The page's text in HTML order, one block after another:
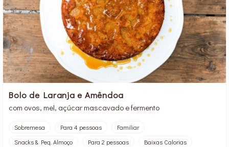
Bolo de Laranja e Amêndoa
com ovos, mel, açúcar mascavado e fermento
Sobremesa Para 4 pessoas
Familiar
Snacks & Peq. Almoço
Para 2 pessoas
Baixas Calorias